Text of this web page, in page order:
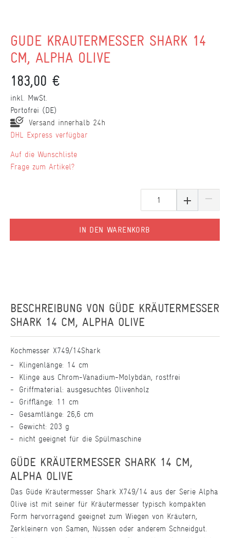
GÜDE KRÄUTERMESSER SHARK 14
CM, ALPHA OLIVE
183,00 €
inkl. MwSt.
Portofrei (DE)
Versand innerhalb 24h
DHL Express verfügbar
IN DEN WARENKORB
Wunschliste
Frage zum Artikel?
BESCHREIBUNG VON GÜDE KRÄUTERMESSER
SHARK 14 CM, ALPHA OLIVE
Kochmesser X749/14Shark
Klingenlänge: 14 cm
Klinge aus Chrom-Vanadium-Molybdän, rostfrei
Griffmaterial: ausgesuchtes Olivenholz
Grifflänge: 11 cm
Gesamtlänge: 26,6 cm
Gewicht: 203 g
nicht geeignet für die Spülmaschine
GÜDE KRÄUTERMESSER SHARK 14 CM,
ALPHA OLIVE
Das Güde Kräutermesser Shark X749/14 aus der Serie Alpha
Olive ist mit seiner für Kräutermesser typisch kompakten
Form hervorragend geeignet zum Wiegen von Kräutern,
Zerkleinern von Samen, Nüssen oder anderem Schneidgut.